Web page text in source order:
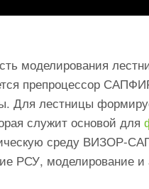
моделирования
препроцессор
Для лестницы
служит основой для
среду ВИЗОР-
РСУ, моделирование и